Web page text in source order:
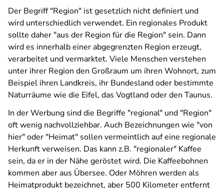
Der Begriff "Region" ist gesetzlich nicht definiert und
wird unterschiedlich verwendet. Ein regionales Produkt
sollte daher "aus der Region für die Region" sein. Dann
wird es innerhalb einer abgegrenzten Region erzeugt,
verarbeitet und vermarktet. Viele Menschen verstehen
unter ihrer Region den Großraum um ihren Wohnort, zum
Beispiel ihren Landkreis, ihr Bundesland oder bestimmte
Naturräume wie die Eifel, das Vogtland oder den Taunus.
In der Werbung sind die Begriffe "regional" und "Region"
oft wenig nachvollziehbar. Auch Bezeichnungen wie "von
hier" oder "Heimat" sollen vermeintlich auf eine regionale
Herkunft verweisen. Das kann z.B. "regionaler" Kaffee
sein, da er in der Nähe geröstet wird. Die Kaffeebohnen
kommen aber aus Übersee. Oder Möhren werden als
Heimatprodukt bezeichnet, aber 500 Kilometer entfernt